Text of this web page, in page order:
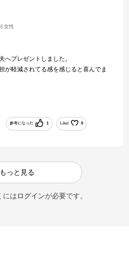
:女性
へプレゼントしました。
が軽減されてる感を感じると喜んでま
参考になった 1 Like! 0
もっと見る
にはログインが必要です。